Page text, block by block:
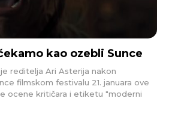
kao ozebli Sunce
reditelja Ari Asterija nakon
filmskom festivalu 21. januara ove
ocene kritičara i etiketu "moderni